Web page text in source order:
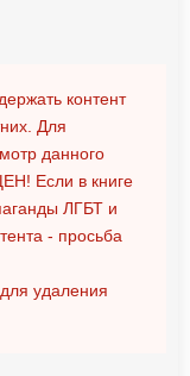
контент
Для
данного
Если в книге
ЛГБТ и
- просьба
для удаления